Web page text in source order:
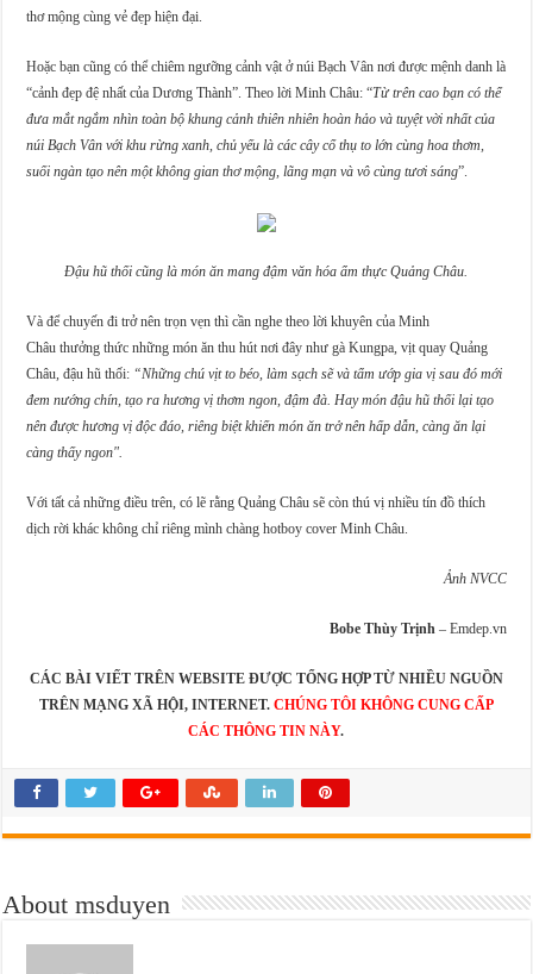
thơ mộng cùng vẻ đẹp hiện đại.
Hoặc bạn cũng có thể chiêm ngưỡng cảnh vật ở núi Bạch Vân nơi được mệnh danh là
“cảnh đẹp đệ nhất của Dương Thành”. Theo lời Minh Châu: “Từ trên cao bạn có thể
đưa mắt ngắm nhìn toàn bộ khung cảnh thiên nhiên hoàn hảo và tuyệt vời nhất của
núi Bạch Vân với khu rừng xanh, chủ yếu là các cây cổ thụ to lớn cùng hoa thơm,
suối ngàn tạo nên một không gian thơ mộng, lãng mạn và vô cùng tươi sáng”.
Đậu hũ thối cũng là món ăn mang đậm văn hóa ẩm thực Quảng Châu.
Và để chuyến đi trở nên trọn vẹn thì cần nghe theo lời khuyên của Minh
Châu thưởng thức những món ăn thu hút nơi đây như gà Kungpa, vịt quay Quảng
Châu, đậu hũ thối: “Những chú vịt to béo, làm sạch sẽ và tẩm ướp gia vị sau đó mới
đem nướng chín, tạo ra hương vị thơm ngon, đậm đà. Hay món đậu hũ thối lại tạo
nên được hương vị độc đáo, riêng biệt khiến món ăn trở nên hấp dẫn, càng ăn lại
càng thấy ngon".
Với tất cả những điều trên, có lẽ rằng Quảng Châu sẽ còn thú vị nhiều tín đồ thích
dịch rời khác không chỉ riêng mình chàng hotboy cover Minh Châu.
Ảnh NVCC
Bobe Thùy Trịnh – Emdep.vn
CÁC BÀI VIẾT TRÊN WEBSITE ĐƯỢC TỔNG HỢP TỪ NHIỀU NGUỒN
TRÊN MẠNG XÃ HỘI, INTERNET. CHÚNG TÔI KHÔNG CUNG CẤP
CÁC THÔNG TIN NÀY.
About msduyen